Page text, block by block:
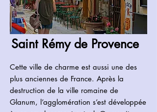
Saint Rémy de Provence
Cette ville de charme est aussi une des
plus anciennes de France. Après la
destruction de la ville romaine de
Glanum, l’agglomération s’est développée